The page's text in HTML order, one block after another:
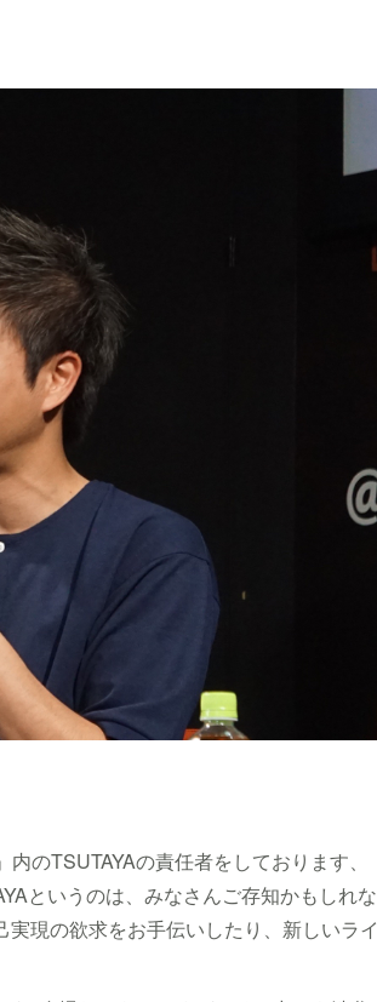
のTSUTAYAの責任者をしております、
というのは、みなさんご存知かもしれな
現の欲求をお手伝いしたり、新しいライ